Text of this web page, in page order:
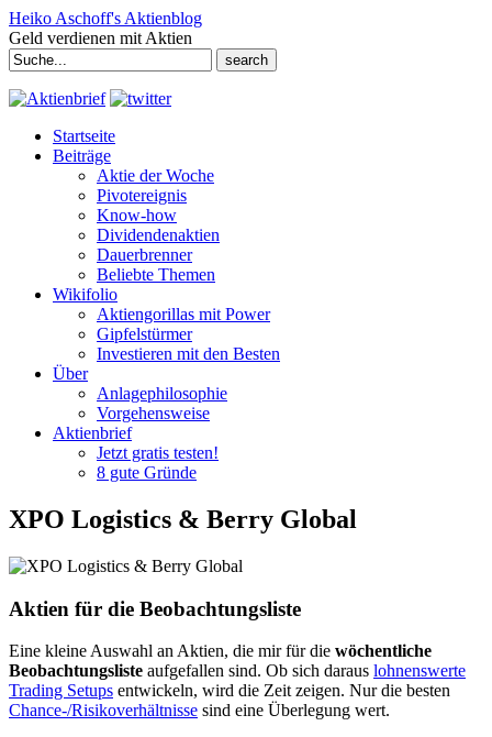
Heiko Aschoff's Aktienblog
Geld verdienen mit Aktien
Search
for:
Startseite
Beiträge
Aktie der Woche
Pivotereignis
Know-how
Dividendenaktien
Dauerbrenner
Beliebte Themen
Wikifolio
Aktiengorillas mit Power
Gipfelstürmer
Investieren mit den Besten
Über
Anlagephilosophie
Vorgehensweise
Aktienbrief
Jetzt gratis testen!
8 gute Gründe
XPO Logistics & Berry Global
Aktien für die Beobachtungsliste
Eine kleine Auswahl an Aktien, die mir für die wöchentliche
Beobachtungsliste aufgefallen sind. Ob sich daraus lohnenswerte
Trading Setups entwickeln, wird die Zeit zeigen. Nur die besten
Chance-/Risikoverhältnisse sind eine Überlegung wert.